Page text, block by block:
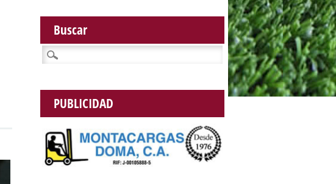
Buscar
Buscar:
PUBLICIDAD